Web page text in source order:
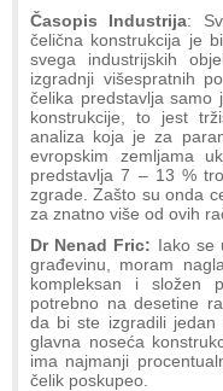
Časopis Industrija:
čelična konstrukcija je
svega industrijskih
izgradnji višespratnih
čelika predstavlja samo
konstrukcije, to jest
analiza koja je za
evropskim zemljama
predstavlja 7 – 13 %
zgrade. Zašto su onda
za znatno više od ovih
Dr Nenad Fric: Iako se
građevinu, moram
kompleksan i složen
potrebno na desetine
da bi ste izgradili jedan
glavna noseća
ima najmanji
čelik poskupeo.